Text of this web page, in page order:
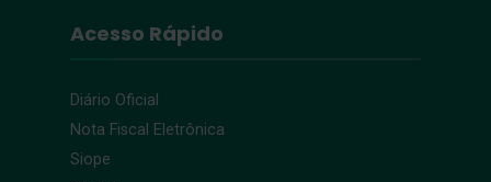
Acesso Rápido
Diário Oficial
Nota Fiscal Eletrônica
Siope